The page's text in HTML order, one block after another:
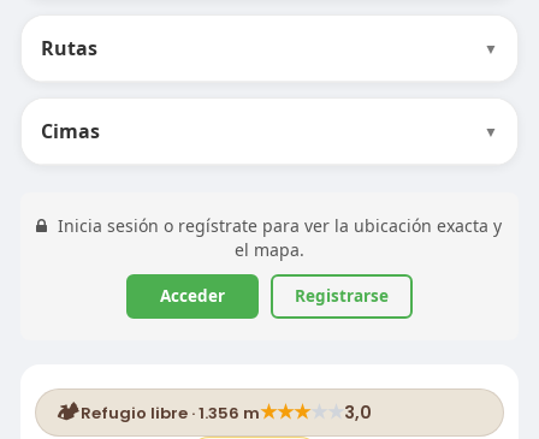
Rutas ▼
Cimas ▼
Inicia sesión o regístrate para ver la ubicación exacta y
el mapa.
Acceder Registrarse
🏕️Refugio libre · 1.356 m★★★★ ★3,0